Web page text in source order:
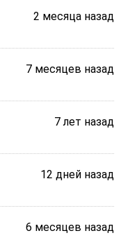
2 месяца назад
7 месяцев назад
7 лет назад
12 дней назад
6 месяцев назад